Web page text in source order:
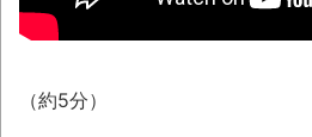
ョン」の新映像が公開！
にて
凡庸な悪
（約5分）